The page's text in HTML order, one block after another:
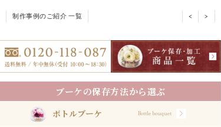
制作事例のご紹介 一覧 < >
ブーケの保存方法から選ぶ
ボトルブーケ Bottle bouquet